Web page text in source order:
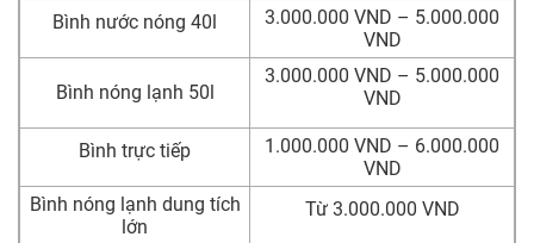
Bình nước nóng 40l
3.000.000 VND – 5.000.000
VND
Bình nóng lạnh 50l
3.000.000 VND – 5.000.000
VND
Bình trực tiếp
1.000.000 VND – 6.000.000
VND
Bình nóng lạnh dung tích
lớn
Từ 3.000.000 VND